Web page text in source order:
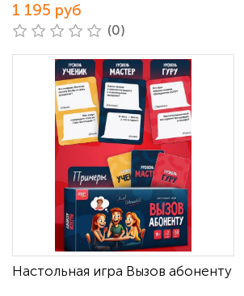
1 195 руб
(0)
Настольная игра Вызов абоненту